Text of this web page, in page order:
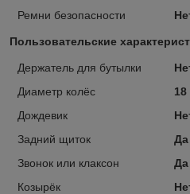
Ремни безопасности
Пользовательские
Держатель для бутылки
Диаметр колёс
18
Дождевик
Задний щиток
Да
Звонок или клаксон
Да
Козырёк